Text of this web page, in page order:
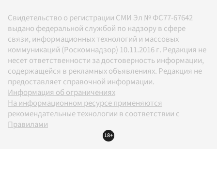
Свидетельство о регистрации СМИ Эл № ФС77-67642
выдано федеральной службой по надзору в сфере
связи, информационных технологий и массовых
коммуникаций (Роскомнадзор) 10.11.2016 г. Редакция не
несет ответственности за достоверность информации,
содержащейся в рекламных объявлениях. Редакция не
предоставляет справочной информации.
Информация об ограничениях
На информационном ресурсе применяются
рекомендательные технологии в соответствии с
Правилами
18+